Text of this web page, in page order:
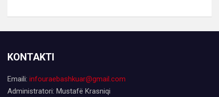
KONTAKTI
Emaili: infouraebashkuar@gmail.com
Administratori: Mustafë Krasniqi